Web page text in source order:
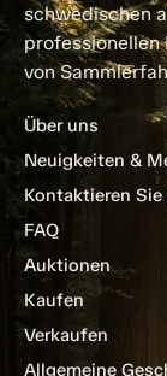
schwedischen
professionellen
von
Über uns
Neuigkeiten &
Kontaktieren Sie
FAQ
Auktionen
Kaufen
Verkaufen
Allgemeine